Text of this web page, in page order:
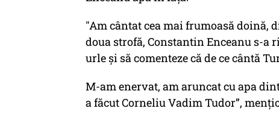
"Am cântat cea mai frumoasă doină,
doua strofă, Constantin Enceanu s-a
urle și să comenteze că de ce cântă
M-am enervat, am aruncat cu apa
a făcut Corneliu Vadim Tudor”,